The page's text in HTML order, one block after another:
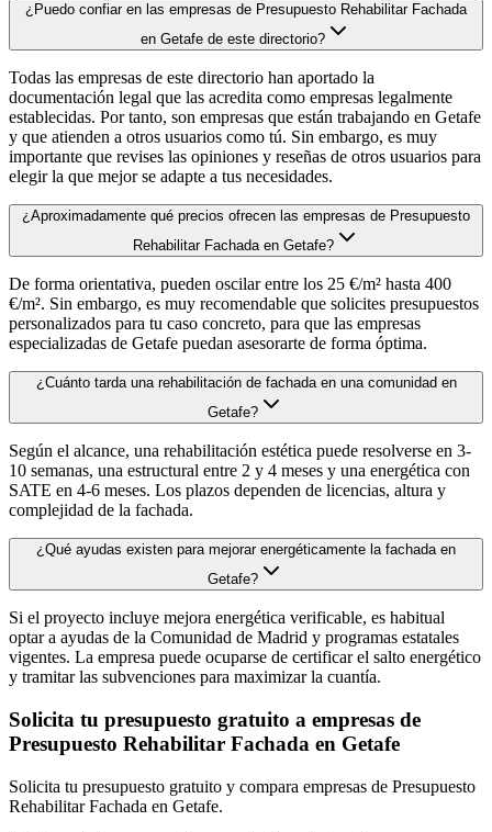
¿Puedo confiar en las empresas de Presupuesto Rehabilitar Fachada
en Getafe de este directorio?
Todas las empresas de este directorio han aportado la
documentación legal que las acredita como empresas legalmente
establecidas. Por tanto, son empresas que están trabajando en Getafe
y que atienden a otros usuarios como tú. Sin embargo, es muy
importante que revises las opiniones y reseñas de otros usuarios para
elegir la que mejor se adapte a tus necesidades.
¿Aproximadamente qué precios ofrecen las empresas de Presupuesto
Rehabilitar Fachada en Getafe?
De forma orientativa, pueden oscilar entre los 25 €/m² hasta 400
€/m². Sin embargo, es muy recomendable que solicites presupuestos
personalizados para tu caso concreto, para que las empresas
especializadas de Getafe puedan asesorarte de forma óptima.
¿Cuánto tarda una rehabilitación de fachada en una comunidad en
Getafe?
Según el alcance, una rehabilitación estética puede resolverse en 3-
10 semanas, una estructural entre 2 y 4 meses y una energética con
SATE en 4-6 meses. Los plazos dependen de licencias, altura y
complejidad de la fachada.
¿Qué ayudas existen para mejorar energéticamente la fachada en
Getafe?
Si el proyecto incluye mejora energética verificable, es habitual
optar a ayudas de la Comunidad de Madrid y programas estatales
vigentes. La empresa puede ocuparse de certificar el salto energético
y tramitar las subvenciones para maximizar la cuantía.
Solicita tu presupuesto gratuito a empresas de
Presupuesto Rehabilitar Fachada en Getafe
Solicita tu presupuesto gratuito y compara empresas de Presupuesto
Rehabilitar Fachada en Getafe.